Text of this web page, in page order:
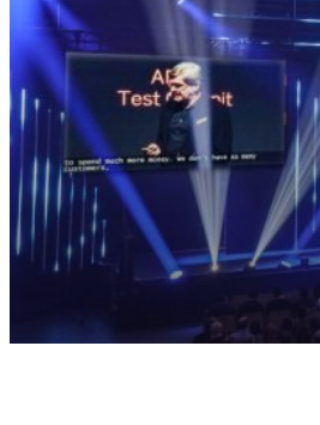
News
Kontakt